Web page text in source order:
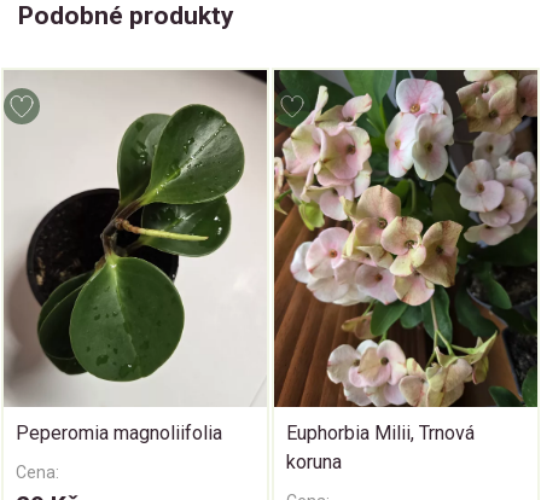
Podobné produkty
Peperomia magnoliifolia
Cena:
Euphorbia Milii, Trnová
koruna